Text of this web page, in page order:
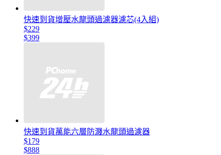
快速到貨增壓水龍頭過濾器濾芯(4入組)
$229
$399
快速到貨萬能六層防濺水龍頭過濾器
$179
$888